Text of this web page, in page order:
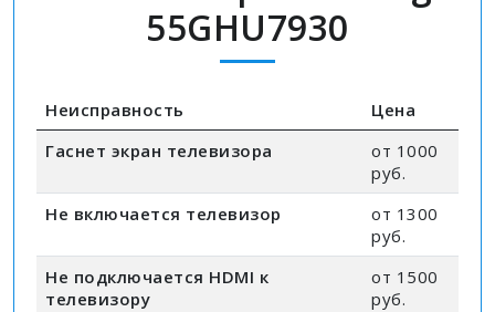
55GHU7930
Неисправность
Цена
Гаснет экран телевизора
от 1000
руб.
Не включается телевизор
от 1300
руб.
Не подключается HDMI к
телевизору
от 1500
руб.